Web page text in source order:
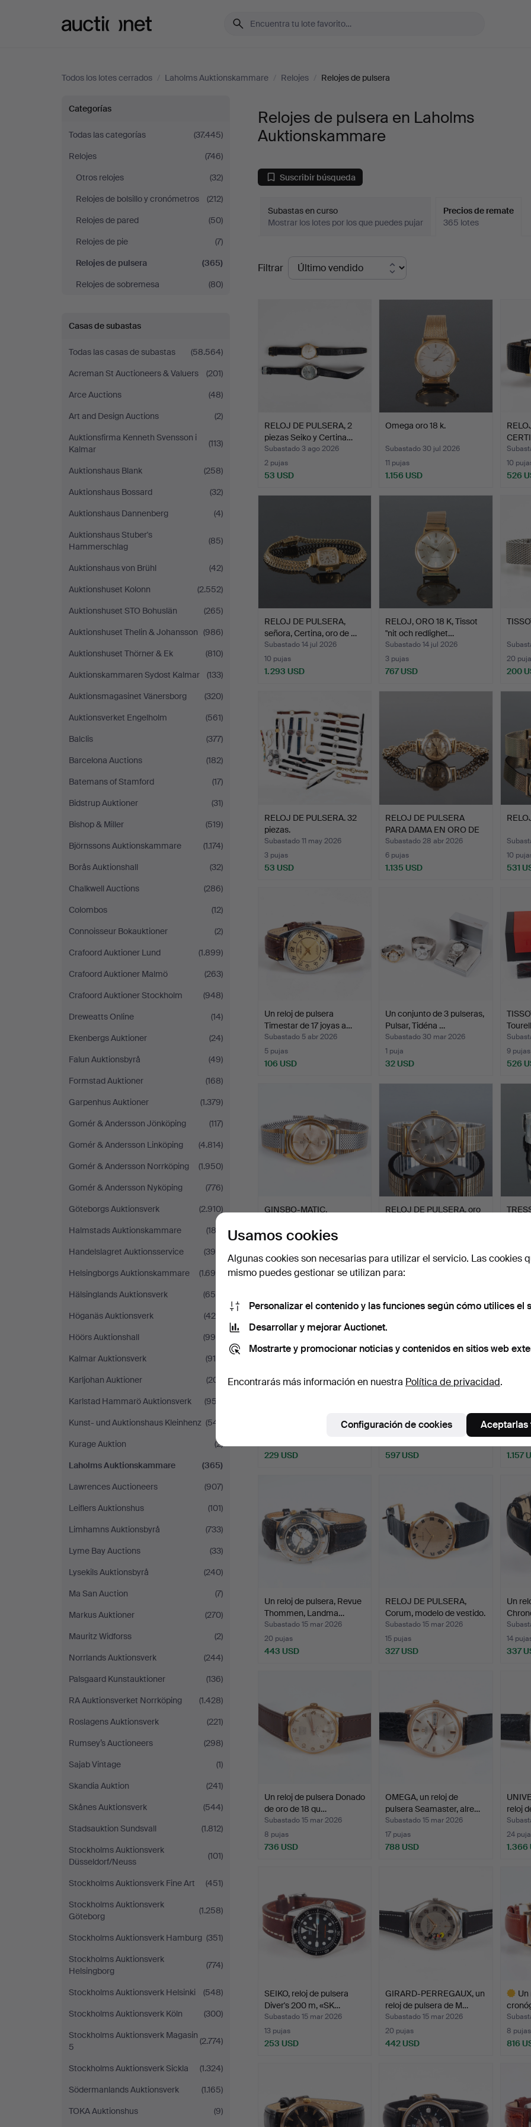
Todos los lotes cerrados / Laholms Auktionskammare / Relojes / Relojes de pulsera
Relojes
de
pulsera
en
Laholms
Auktionskammare
Categorías
Todas las categorías
(37.445)
Relojes
(746)
Otros relojes
(32)
Relojes de bolsillo y cronómetros
(212)
Relojes de pared
(50)
Relojes de pie
(7)
Relojes de pulsera
(365)
Relojes de sobremesa
(80)
Casas de subastas
Todas las casas de subastas
(58.564)
Acreman St Auctioneers & Valuers
(201)
Arce Auctions
(48)
Art and Design Auctions
(2)
Auktionsfirma Kenneth Svensson i
Kalmar
(113)
Auktionshaus Blank
(258)
Auktionshaus Bossard
(32)
Auktionshaus Dannenberg
(4)
Auktionshaus Stuber's
Hammerschlag
(85)
Auktionshaus von Brühl
(42)
Auktionshuset Kolonn
(2.552)
Auktionshuset STO Bohuslän
(265)
Auktionshuset Thelin & Johansson (986)
Auktionshuset Thörner & Ek
(810)
Auktionskammaren Sydost Kalmar
(133)
Auktionsmagasinet Vänersborg
(320)
Auktionsverket Engelholm
(561)
Balclis
(377)
Barcelona Auctions
(182)
Batemans of Stamford
(17)
Bidstrup Auktioner
(31)
Bishop & Miller
(519)
Björnssons Auktionskammare
(1.174)
Borås Auktionshall
(32)
Chalkwell Auctions
(286)
Colombos
(12)
Connoisseur Bokauktioner
(2)
Crafoord Auktioner Lund
(1.899)
Crafoord Auktioner Malmö
(263)
Crafoord Auktioner Stockholm
(948)
Dreweatts Online
(14)
Ekenbergs Auktioner
(24)
Falun Auktionsbyrå
(49)
Formstad Auktioner
(168)
Garpenhus Auktioner
(1.379)
Gomér & Andersson Jönköping
(117)
Gomér & Andersson Linköping
(4.814)
Gomér & Andersson Norrköping
(1.950)
Gomér & Andersson Nyköping
(776)
Göteborgs Auktionsverk
(2.910)
Halmstads Auktionskammare
(183)
Handelslagret Auktionsservice
(390)
Helsingborgs Auktionskammare
(1.698)
Hälsinglands Auktionsverk
(650)
Höganäs Auktionsverk
(425)
Höörs Auktionshall
(995)
Kalmar Auktionsverk
(916)
Karljohan Auktioner
(201)
Karlstad Hammarö Auktionsverk
(957)
Kunst- und Auktionshaus Kleinhenz (541)
Kurage Auktion
(2)
Laholms Auktionskammare
(365)
Lawrences Auctioneers
(907)
Leiflers Auktionshus
(101)
Limhamns Auktionsbyrå
(733)
Lyme Bay Auctions
(33)
Lysekils Auktionsbyrå
(240)
Ma San Auction
(7)
Markus Auktioner
(270)
Mauritz Widforss
(2)
Norrlands Auktionsverk
(244)
Palsgaard Kunstauktioner
(136)
RA Auktionsverket Norrköping
(1.428)
Roslagens Auktionsverk
(221)
Rumsey’s Auctioneers
(298)
Sajab Vintage
(1)
Skandia Auktion
(241)
Skånes Auktionsverk
(544)
Stadsauktion Sundsvall
(1.812)
Stockholms Auktionsverk
Düsseldorf/Neuss
(101)
Stockholms Auktionsverk Fine Art
(451)
Stockholms Auktionsverk
Göteborg
(1.258)
Stockholms Auktionsverk Hamburg (351)
Stockholms Auktionsverk
Helsingborg
(774)
Stockholms Auktionsverk Helsinki
(548)
Stockholms Auktionsverk Köln
(300)
Stockholms Auktionsverk Magasin
5
(2.774)
Stockholms Auktionsverk Sickla
(1.324)
Södermanlands Auktionsverk
(1.165)
TOKA Auktionshus
(9)
Relojes de pulsera en Laholms
Auktionskammare
Suscribir búsqueda
Subastas en curso
Mostrar los lotes por los que puedes pujar
Precios de remate
365 lotes
Precios
de
Filtrar
RELOJ DE PULSERA, 2
piezas Seiko y Certina…
Subastado 3 ago 2026
2 pujas
53 USD
Omega oro 18 k.
Subastado 30 jul 2026
11 pujas
1.156 USD
10
526
RELOJ DE PULSERA,
señora, Certina, oro de …
Subastado 14 jul 2026
10 pujas
1.293 USD
RELOJ, ORO 18 K, Tissot
"nit och redlighet…
Subastado 14 jul 2026
3 pujas
767 USD
20
200
RELOJ DE PULSERA. 32
piezas.
Subastado 11 may 2026
3 pujas
53 USD
RELOJ DE PULSERA
PARA DAMA EN ORO DE
18 Y …
Subastado 28 abr 2026
6 pujas
1.135 USD
10
531
Un reloj de pulsera
Timestar de 17 joyas a…
Subastado 5 abr 2026
5 pujas
106 USD
Un conjunto de 3 pulseras,
Pulsar, Tidéna …
Subastado 30 mar 2026
1 puja
32 USD
9 pujas
526
GINSBO-MATIC,
puls…
Subastado 26 mar 2026
106 USD
RELOJ DE PULSERA, oro
914 USD 152
Subastado 15 mar 2026
229 USD
Subastado 15 mar 2026
597 USD 1.157
Un reloj de pulsera, Revue
Thommen, Landma…
Subastado 15 mar 2026
20 pujas
443 USD
RELOJ DE PULSERA,
Corum, modelo de vestido.
Subastado 15 mar 2026
15 pujas
327 USD
Un
14
337
Un reloj de pulsera Donado
de oro de 18 qu…
Subastado 15 mar 2026
8 pujas
736 USD
OMEGA, un reloj de
pulsera Seamaster, alre…
Subastado 15 mar 2026
17 pujas
788 USD
reloj
24
1.366
SEIKO, reloj de pulsera
Diver's 200 m, «SK…
Subastado 15 mar 2026
13 pujas
253 USD
GIRARD-PERREGAUX, un
reloj de pulsera de M…
Subastado 15 mar 2026
20 pujas
442 USD
Un
8 pujas
816
Usamos cookies
Algunas cookies son necesarias para utilizar el servicio. Las cookies
mismo puedes gestionar se utilizan para:
Personalizar el contenido y las funciones según cómo utilices el
Desarrollar y mejorar Auctionet.
Mostrarte y promocionar noticias y contenidos en sitios web
Encontrarás más información en nuestra Política de privacidad.
Configuración de cookies Aceptarlas